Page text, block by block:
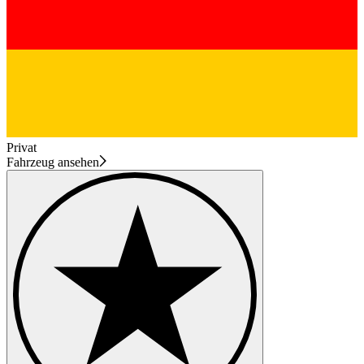
Privat
Fahrzeug ansehen